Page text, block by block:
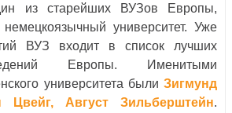
из старейших ВУЗов Европы,
университет. Уже
ВУЗ входит в список лучших
Европы. Именитыми
университета были Зигмунд
Август Зильберштейн.